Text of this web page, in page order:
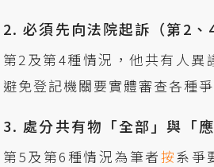
2. 必須先向法院起訴（第2、
第2及第4種情況，他共有人異
避免登記機關要實體審查各種
3. 處分共有物「全部」與「
第5及第6種情況為筆者按系爭